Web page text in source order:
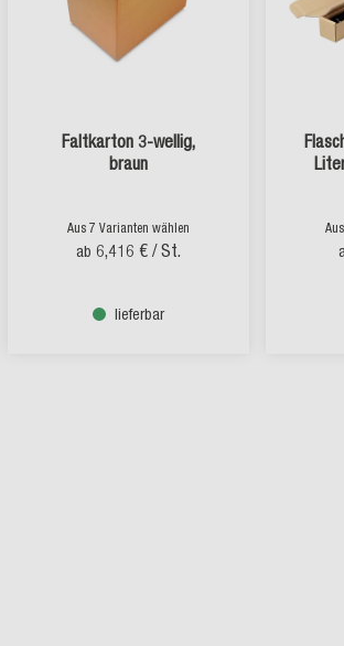
Faltkarton 3-wellig,
braun
Aus 7 Varianten wählen
ab 6,416 € / St.
lieferbar